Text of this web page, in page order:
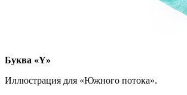
Буква «Y»
Иллюстрация для «Южного потока».